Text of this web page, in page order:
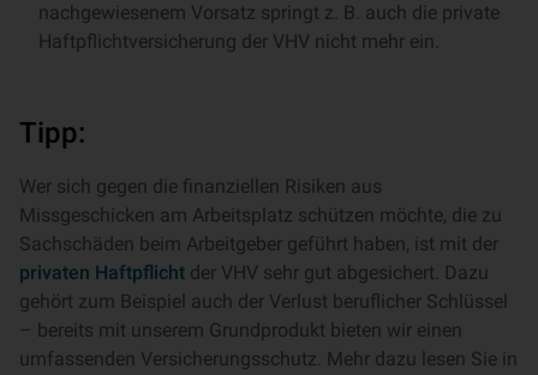
nachgewiesenem Vorsatz springt z. B. auch die private
Haftpflichtversicherung der VHV nicht mehr ein.
Tipp:
Wer sich gegen die finanziellen Risiken aus
Missgeschicken am Arbeitsplatz schützen möchte, die zu
Sachschäden beim Arbeitgeber geführt haben, ist mit der
privaten Haftpflicht der VHV sehr gut abgesichert. Dazu
gehört zum Beispiel auch der Verlust beruflicher Schlüssel
– bereits mit unserem Grundprodukt bieten wir einen
umfassenden Versicherungsschutz. Mehr dazu lesen Sie in